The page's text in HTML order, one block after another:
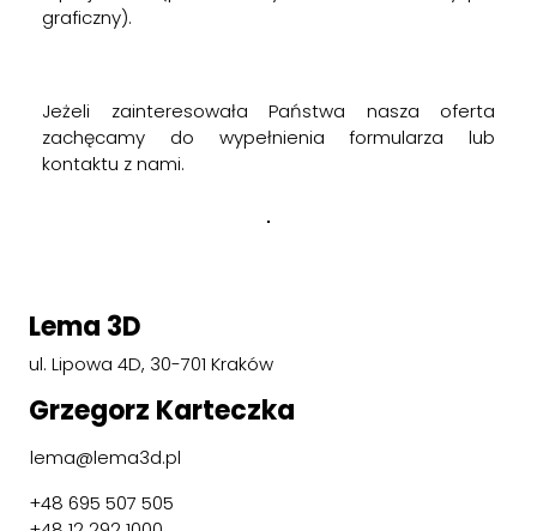
graficzny).
Jeżeli zainteresowała Państwa nasza oferta
zachęcamy do wypełnienia formularza lub
kontaktu z nami.
Lema 3D
ul. Lipowa 4D, 30-701 Kraków
Grzegorz Karteczka
lema@lema3d.pl
+48 695 507 505